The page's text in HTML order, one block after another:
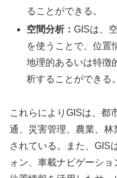
ることができる。
空間分析：GISは、
を使うことで、位置
地理的あるいは特徴
析することができる。
これらによりGISは、都
通、災害管理、農業、林
されている。また、GIS
ォン、車載ナビゲーショ